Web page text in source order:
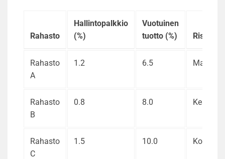
Rahasto
Hallintopalkkio
(%)
Vuotuinen
tuotto (%)
Rahasto
A
1.2 6.5
Rahasto
B
0.8 8.0
Rahasto
C
1.5 10.0